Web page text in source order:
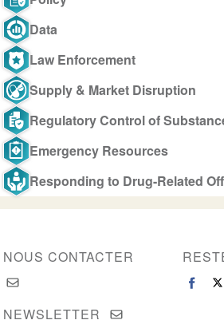
Data
Law Enforcement
Supply & Market Disruption
Regulatory Control of
Emergency Resources
Responding to Drug-Related
NOUS CONTACTER
NEWSLETTER